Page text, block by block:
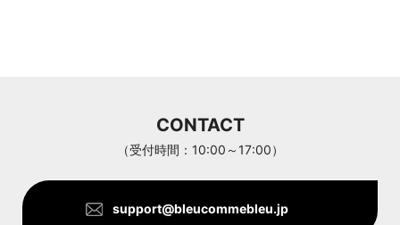
CONTACT
（受付時間：10:00～17:00）
support@bleucommebleu.jp